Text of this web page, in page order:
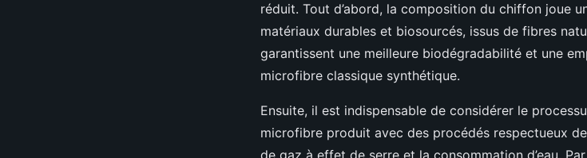
réduit. Tout d’abord, la composition du chiffon joue
matériaux durables et biosourcés, issus de fibres
garantissent une meilleure biodégradabilité et une
microfibre classique synthétique.
Ensuite, il est indispensable de considérer le
microfibre produit avec des procédés respectueux